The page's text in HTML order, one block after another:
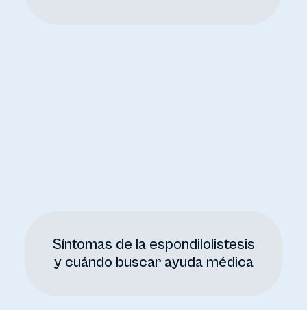
Síntomas de la espondilolistesis
y cuándo buscar ayuda médica